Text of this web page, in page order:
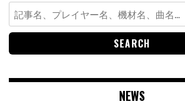
Search
for:
NEWS